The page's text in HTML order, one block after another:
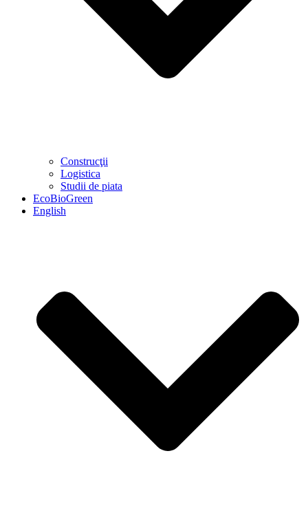
Construcţii
Logistica
Studii de piata
EcoBioGreen
English